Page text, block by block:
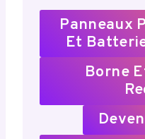
Panneaux
Et
Borne